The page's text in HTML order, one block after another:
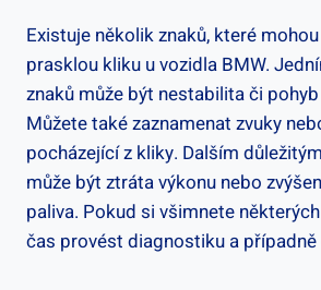
Existuje několik znaků, které
⁤prasklou kliku u vozidla‌ BMW.
znaků ⁣může být nestabilita či
Můžete také zaznamenat zvuky
pocházející z kliky. Dalším
může být ztráta‌ výkonu‍ nebo
paliva.⁣ Pokud si všimnete
⁢čas provést diagnostiku a‌ případně⁤